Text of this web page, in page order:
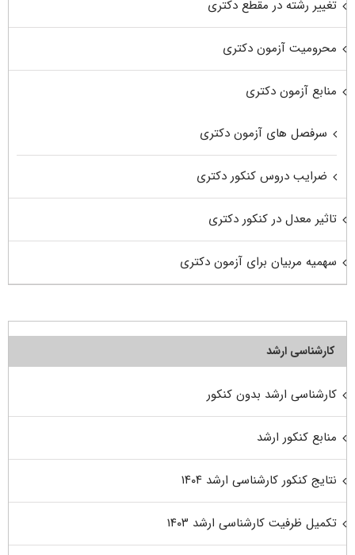
تغییر رشته در مقطع دکتری
محرومیت آزمون دکتری
منابع آزمون دکتری
سرفصل های آزمون دکتری
ضرایب دروس کنکور دکتری
تاثیر معدل در کنکور دکتری
سهمیه مربیان برای آزمون دکتری
کارشناسی ارشد
کارشناسی ارشد بدون کنکور
منابع کنکور ارشد
نتایج کنکور کارشناسی ارشد ۱۴۰۴
تکمیل ظرفیت کارشناسی ارشد ۱۴۰۳